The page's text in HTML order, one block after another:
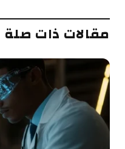
مقالات ذات صلة